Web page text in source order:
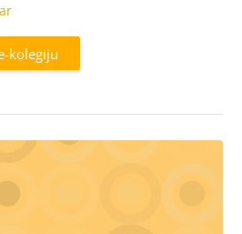
kolegiju